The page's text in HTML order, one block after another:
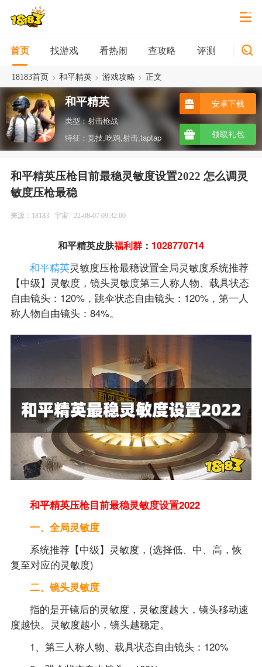
首页 找游戏 看热闹 查攻略 评测 新游
18183首页 > 和平精英 > 游戏攻略 > 正文
和平精英
类型：射击枪战
特征：竞技,吃鸡,射击,taptap
安卓下载
领取礼包
和平精英压枪目前最稳灵敏度设置2022 怎么调灵
敏度压枪最稳
来源：18183 宇宙 22-08-07 09:32:00
和平精英皮肤福利群： 1028770714
和平精英灵敏度压枪最稳设置全局灵敏度系统推荐
【中级】灵敏度，镜头灵敏度第三人称人物、载具状态
自由镜头：120%，跳伞状态自由镜头：120%，第一人
称人物自由镜头：84%。
和平精英压枪目前最稳灵敏度设置2022
一、全局灵敏度
系统推荐【中级】灵敏度，(选择低、中、高，恢
复至对应的灵敏度)
二、镜头灵敏度
指的是开镜后的灵敏度，灵敏度越大，镜头移动速
度越快。灵敏度越小，镜头越稳定。
1、第三人称人物、载具状态自由镜头：120%